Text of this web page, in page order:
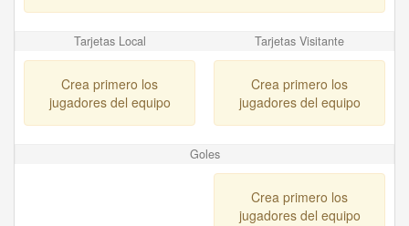
Tarjetas Local Tarjetas Visitante
Crea primero los
jugadores del equipo
Crea primero los
jugadores del equipo
Goles
Crea primero los
jugadores del equipo